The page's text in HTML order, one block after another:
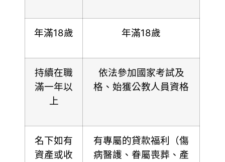
年滿18歲 年滿18歲
持續在職
滿一年以
上
依法參加國家考試及
格、始獲公教人員資格
名下如有
資產或收
有專屬的貸款福利（傷
病醫護、眷屬喪葬、產